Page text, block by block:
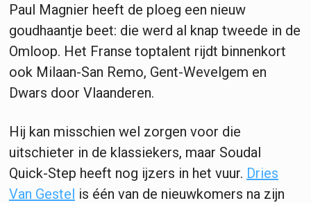
Paul Magnier heeft de ploeg een nieuw
goudhaantje beet: die werd al knap tweede in de
Omloop. Het Franse toptalent rijdt binnenkort
ook Milaan-San Remo, Gent-Wevelgem en
Dwars door Vlaanderen.
Hij kan misschien wel zorgen voor die
uitschieter in de klassiekers, maar Soudal
Quick-Step heeft nog ijzers in het vuur. Dries
Van Gestel is één van de nieuwkomers na zijn